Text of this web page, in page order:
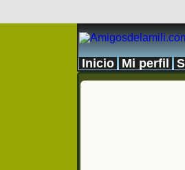
Inicio Mi perfil